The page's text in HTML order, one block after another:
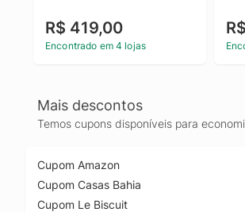
R$ 419,00
Encontrado em 4 lojas
Mais descontos
Temos cupons disponíveis para
Cupom Amazon
Cupom Casas Bahia
Cupom Le Biscuit